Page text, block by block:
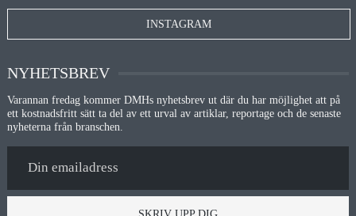
INSTAGRAM
NYHETSBREV
Varannan fredag kommer DMHs nyhetsbrev ut där du har möjlighet att på
ett kostnadsfritt sätt ta del av ett urval av artiklar, reportage och de senaste
nyheterna från branschen.